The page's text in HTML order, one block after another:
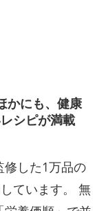
かにも、健康
シピが満載
修した1万品の
ています。 無